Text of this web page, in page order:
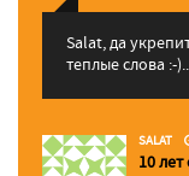
Salat, да
теплые слова :-
SALAT
10